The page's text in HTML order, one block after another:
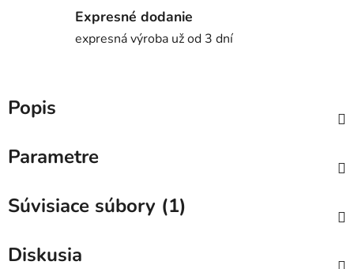
Expresné dodanie
expresná výroba už od 3 dní
Popis
Parametre
Súvisiace súbory (1)
Diskusia